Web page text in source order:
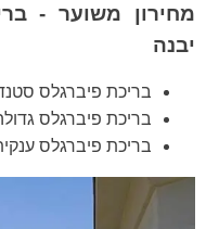
מחירון משוער -
יבנה
בריכת פיברגלס סטנדרטית
בריכת פיברגלס גדולה – כ
בריכת פיברגלס ענקית – כ